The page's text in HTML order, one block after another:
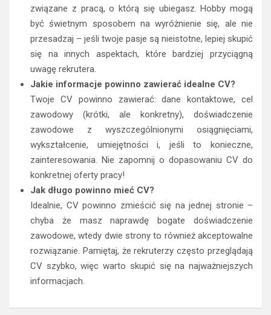
związane z pracą, o którą się ubiegasz. Hobby mogą
być świetnym sposobem na wyróżnienie się, ale nie
przesadzaj – jeśli twoje pasje są nieistotne, lepiej skupić
się na innych aspektach, które bardziej przyciągną
uwagę rekrutera.
Jakie informacje powinno zawierać idealne CV?
Twoje CV powinno zawierać: dane kontaktowe, cel
zawodowy (krótki, ale konkretny), doświadczenie
zawodowe z wyszczególnionymi osiągnięciami,
wykształcenie, umiejętności i, jeśli to konieczne,
zainteresowania. Nie zapomnij o dopasowaniu CV do
konkretnej oferty pracy!
Jak długo powinno mieć CV?
Idealnie, CV powinno zmieścić się na jednej stronie –
chyba że masz naprawdę bogate doświadczenie
zawodowe, wtedy dwie strony to również akceptowalne
rozwiązanie. Pamiętaj, że rekruterzy często przeglądają
CV szybko, więc warto skupić się na najważniejszych
informacjach.